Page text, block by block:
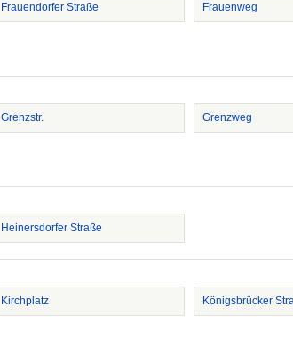
Frauendorfer Straße Frauenweg
Grenzstr. Grenzweg
Heinersdorfer Straße
Kirchplatz Königsbrücker